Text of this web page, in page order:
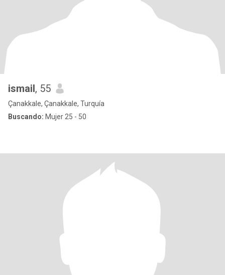
ismail, 55
Çanakkale, Çanakkale, Turquía
Buscando: Mujer 25 - 50